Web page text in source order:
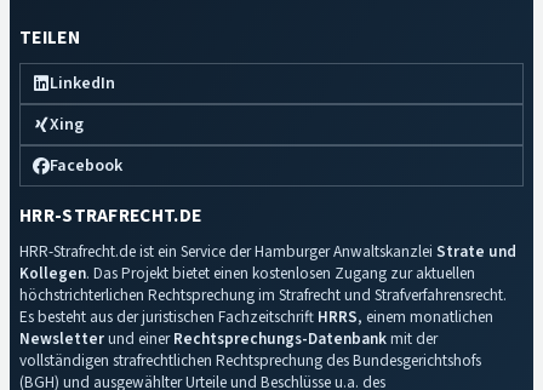
TEILEN
LinkedIn
Xing
Facebook
HRR-STRAFRECHT.DE
HRR-Strafrecht.de ist ein Service der Hamburger Anwaltskanzlei Strate und
Kollegen. Das Projekt bietet einen kostenlosen Zugang zur aktuellen
höchstrichterlichen Rechtsprechung im Strafrecht und Strafverfahrensrecht.
Es besteht aus der juristischen Fachzeitschrift HRRS, einem monatlichen
Newsletterund einerRechtsprechungs-Datenbankmit der
vollständigen strafrechtlichen Rechtsprechung des Bundesgerichtshofs
(BGH) und ausgewählter Urteile und Beschlüsse u.a. des